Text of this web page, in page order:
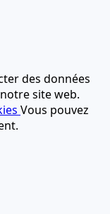
des données
site web.
Vous pouvez